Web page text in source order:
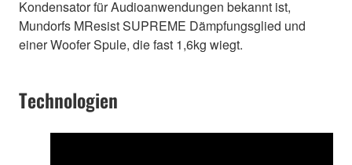
Kondensator für Audioanwendungen bekannt ist,
Mundorfs MResist SUPREME Dämpfungsglied und
einer Woofer Spule, die fast 1,6kg wiegt.
Technologien